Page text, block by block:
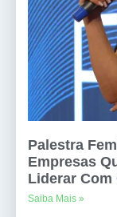
Palestra
Empresas
Liderar
Saiba Mais »